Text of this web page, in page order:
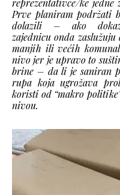
reprezentativce/ke jedne
Prve planiram podržati
dolazili – ako
zajednicu onda
manjih ili većih
nivo jer je upravo to
brine – da li je saniran
rupa koja ugrožava
koristi od “makro
nivou.